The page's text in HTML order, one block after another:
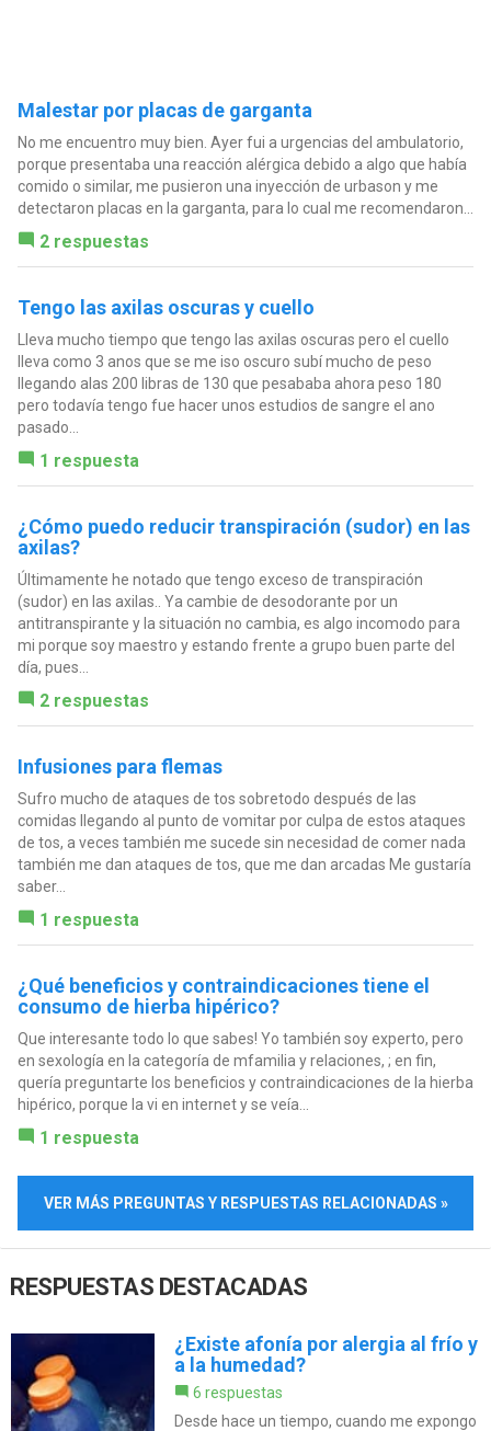
Malestar por placas de garganta
No me encuentro muy bien. Ayer fui a urgencias del ambulatorio,
porque presentaba una reacción alérgica debido a algo que había
comido o similar, me pusieron una inyección de urbason y me
detectaron placas en la garganta, para lo cual me recomendaron...
2 respuestas
Tengo las axilas oscuras y cuello
Lleva mucho tiempo que tengo las axilas oscuras pero el cuello
lleva como 3 anos que se me iso oscuro subí mucho de peso
llegando alas 200 libras de 130 que pesababa ahora peso 180
pero todavía tengo fue hacer unos estudios de sangre el ano
pasado...
1 respuesta
¿Cómo puedo reducir transpiración (sudor) en las
axilas?
Últimamente he notado que tengo exceso de transpiración
(sudor) en las axilas.. Ya cambie de desodorante por un
antitranspirante y la situación no cambia, es algo incomodo para
mi porque soy maestro y estando frente a grupo buen parte del
día, pues...
2 respuestas
Infusiones para flemas
Sufro mucho de ataques de tos sobretodo después de las
comidas llegando al punto de vomitar por culpa de estos ataques
de tos, a veces también me sucede sin necesidad de comer nada
también me dan ataques de tos, que me dan arcadas Me gustaría
saber...
1 respuesta
¿Qué beneficios y contraindicaciones tiene el
consumo de hierba hipérico?
Que interesante todo lo que sabes! Yo también soy experto, pero
en sexología en la categoría de mfamilia y relaciones, ; en fin,
quería preguntarte los beneficios y contraindicaciones de la hierba
hipérico, porque la vi en internet y se veía...
1 respuesta
VER MÁS PREGUNTAS Y RESPUESTAS RELACIONADAS »
RESPUESTAS DESTACADAS
¿Existe afonía por alergia al frío y
a la humedad?
6 respuestas
Desde hace un tiempo, cuando me expongo